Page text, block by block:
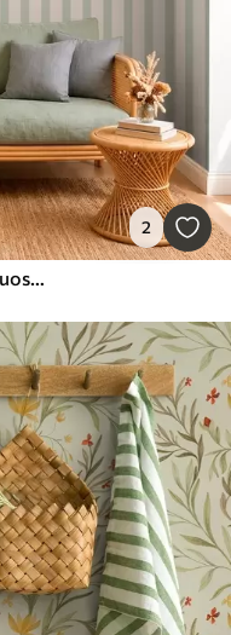
2
Žalios ir smėlio spalvos vertikalios juostos